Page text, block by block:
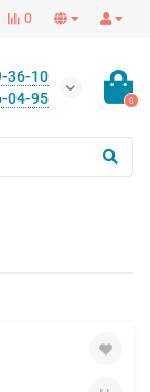
0
36-10
04-95
0